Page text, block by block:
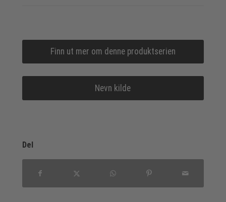
Finn ut mer om denne produktserien
Nevn kilde
Del